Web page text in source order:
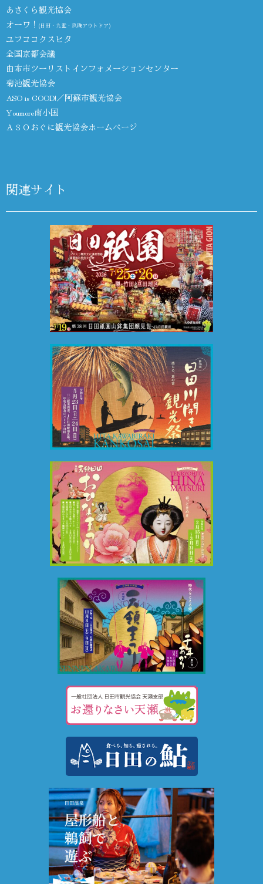
あさくら観光協会
オーワ！ (日田・九重・玖珠アウトドア)
ユフココクスヒタ
全国京都会議
由布市ツーリストインフォメーションセンター
菊池観光協会
ASO is GOOD!／阿蘇市観光協会
Youmore南小国
ＡＳＯおぐに観光協会ホームページ
関連サイト